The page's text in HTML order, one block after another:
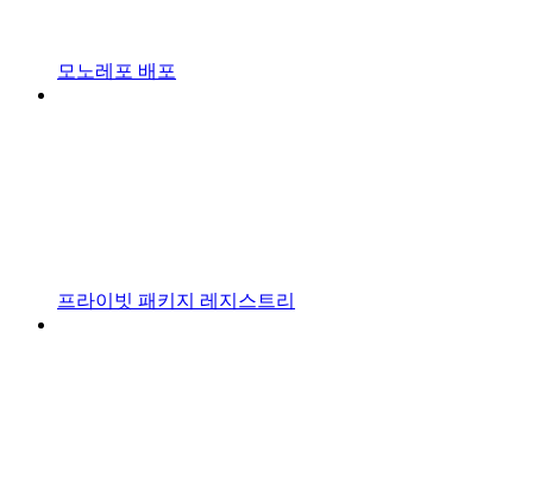
모노레포 배포
프라이빗 패키지 레지스트리